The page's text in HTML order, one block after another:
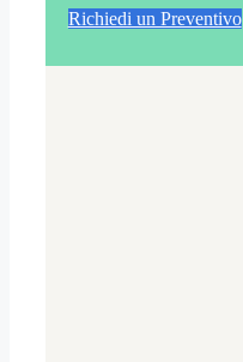
Richiedi un Preventivo